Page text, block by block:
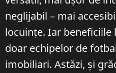
neglijabil – mai
locuințe. Iar beneficiile
doar echipelor de
imobiliari. Astăzi, și